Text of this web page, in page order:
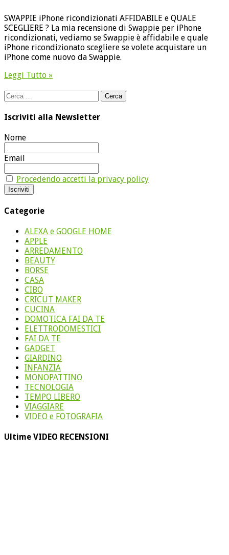
SWAPPIE iPhone ricondizionati AFFIDABILE e QUALE
SCEGLIERE ? La mia recensione di Swappie per iPhone
ricondizionati, vediamo se Swappie è affidabile e quale
iPhone ricondizionato scegliere se volete acquistare un
iPhone come nuovo da Swappie.
Leggi Tutto »
Ricerca
per:
Iscriviti alla Newsletter
Nome
Email
Procedendo accetti la privacy policy
Categorie
ALEXA e GOOGLE HOME
APPLE
ARREDAMENTO
BEAUTY
BORSE
CASA
CIBO
CRICUT MAKER
CUCINA
DOMOTICA FAI DA TE
ELETTRODOMESTICI
FAI DA TE
GADGET
GIARDINO
INFANZIA
MONOPATTINO
TECNOLOGIA
TEMPO LIBERO
VIAGGIARE
VIDEO e FOTOGRAFIA
Ultime VIDEO RECENSIONI